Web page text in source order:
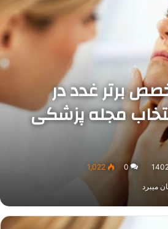
5 متخصص برتر غدد در
مجله پزشکی
0
1,022